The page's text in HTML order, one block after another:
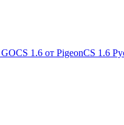
CS 1.6 от PigeonCS 1.6